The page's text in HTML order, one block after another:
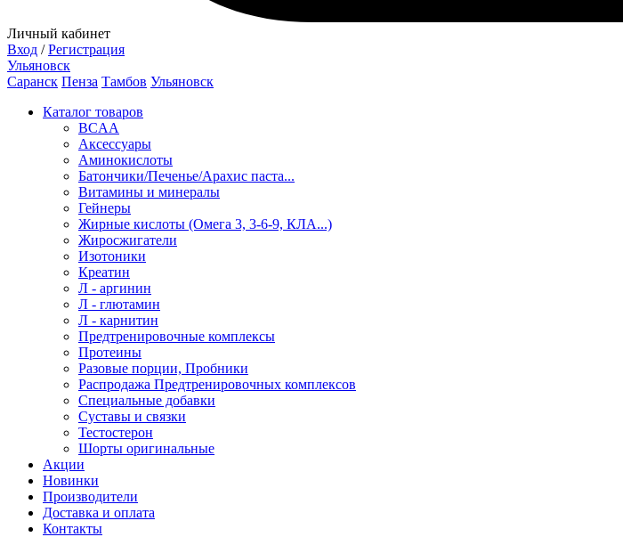
Личный кабинет
Вход / Регистрация
Ульяновск
Саранск Пенза Тамбов Ульяновск
Каталог товаров
BCAA
Аксессуары
Аминокислоты
Батончики/Печенье/Арахис паста...
Витамины и минералы
Гейнеры
Жирные кислоты (Омега 3, 3-6-9, КЛА...)
Жиросжигатели
Изотоники
Креатин
Л - аргинин
Л - глютамин
Л - карнитин
Предтренировочные комплексы
Протеины
Разовые порции, Пробники
Распродажа Предтренировочных комплексов
Специальные добавки
Суставы и связки
Тестостерон
Шорты оригинальные
Акции
Новинки
Производители
Доставка и оплата
Контакты